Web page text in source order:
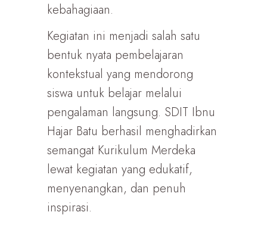
kebahagiaan.
Kegiatan ini menjadi salah satu
bentuk nyata pembelajaran
kontekstual yang mendorong
siswa untuk belajar melalui
pengalaman langsung. SDIT Ibnu
Hajar Batu berhasil menghadirkan
semangat Kurikulum Merdeka
lewat kegiatan yang edukatif,
menyenangkan, dan penuh
inspirasi.